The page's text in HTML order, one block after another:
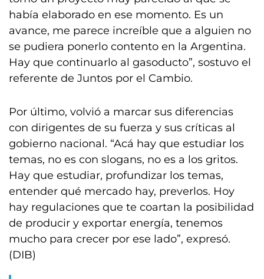
había elaborado en ese momento. Es un
avance, me parece increíble que a alguien no
se pudiera ponerlo contento en la Argentina.
Hay que continuarlo al gasoducto”, sostuvo el
referente de Juntos por el Cambio.
Por último, volvió a marcar sus diferencias
con dirigentes de su fuerza y sus críticas al
gobierno nacional. “Acá hay que estudiar los
temas, no es con slogans, no es a los gritos.
Hay que estudiar, profundizar los temas,
entender qué mercado hay, preverlos. Hoy
hay regulaciones que te coartan la posibilidad
de producir y exportar energía, tenemos
mucho para crecer por ese lado”, expresó.
(DIB)